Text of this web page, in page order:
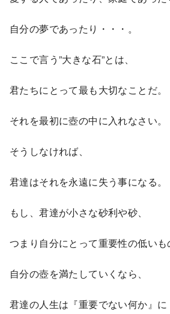
自分の夢であったり・・・。
ここで言う”大きな石”とは、
君たちにとって最も大切なことだ。
それを最初に壺の中に入れなさい。
そうしなければ、
君達はそれを永遠に失う事になる。
もし、君達が小さな砂利や砂、
つまり自分にとって重要性の低いも
自分の壺を満たしていくなら、
君達の人生は『重要でない何か』に